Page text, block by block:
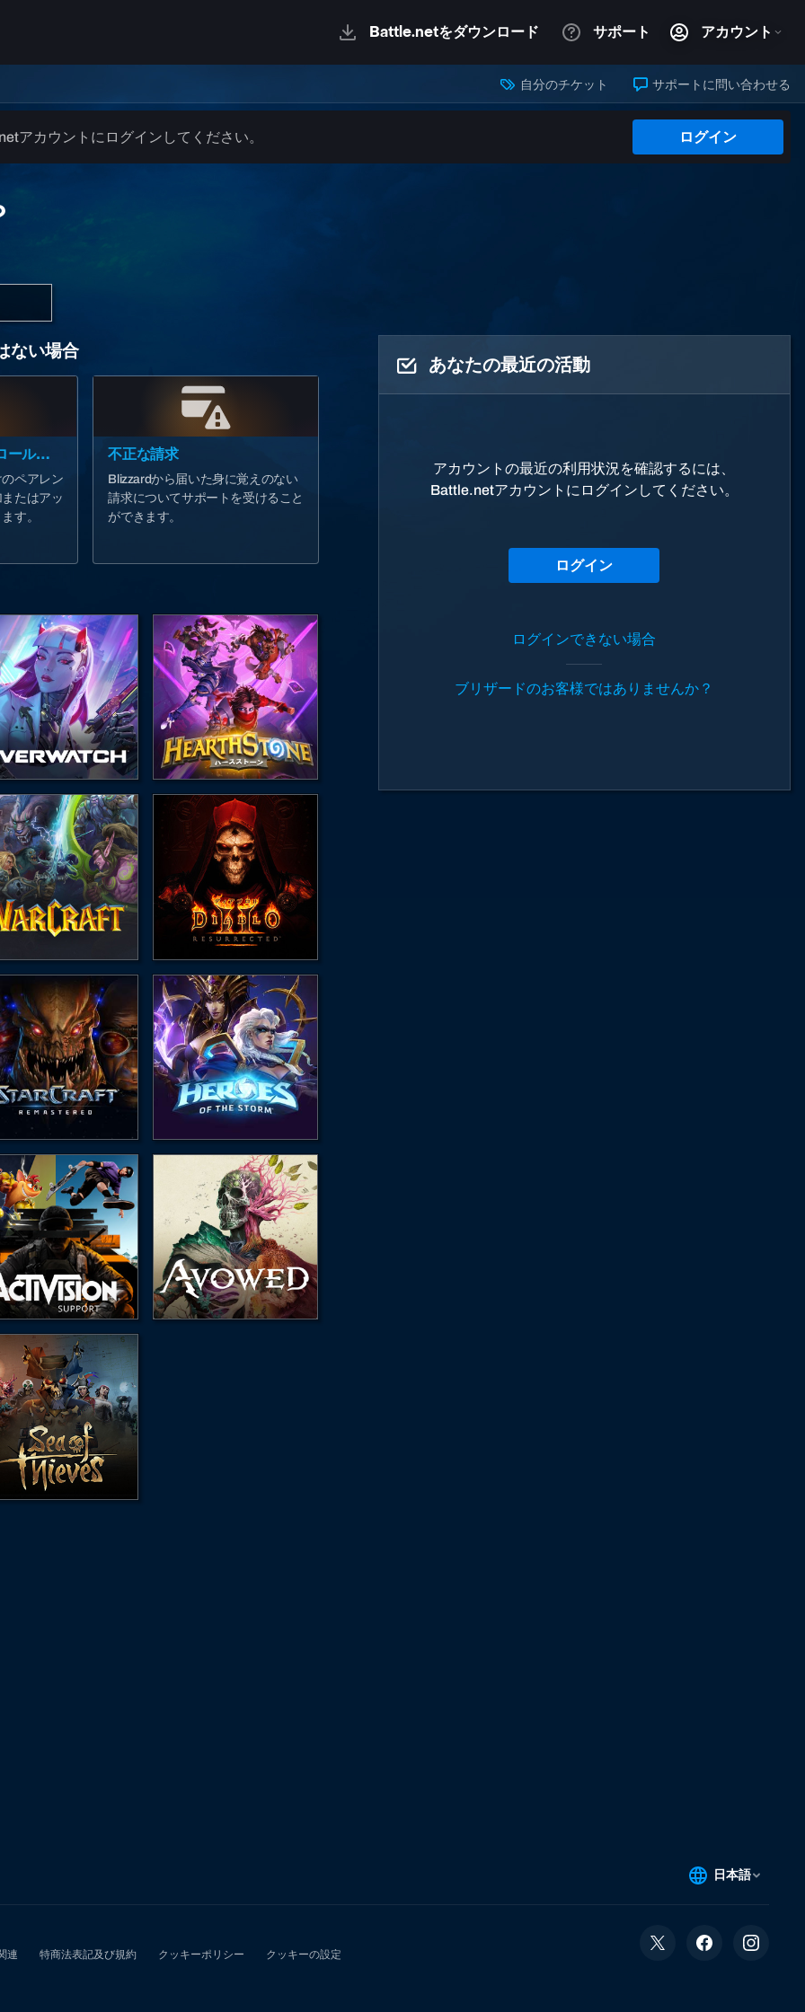
自分のチケット サポートに問い合わせる
アカウントにログインしてください。 ログイン
ない場合
ペアレンタルコントロールのヘルプ
ペアレン
たはアッ
す。
不正な請求
Blizzardから届いた身に覚えのない
請求についてサポートを受けること
ができます。
あなたの最近の活動
アカウントの最近の利用状況を確認するには、
Battle.netアカウントにログインしてください。
ログイン
ログインできない場合
ブリザードのお客様ではありませんか？